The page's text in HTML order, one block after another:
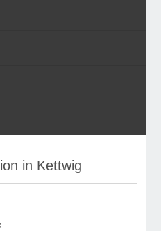
in Kettwig